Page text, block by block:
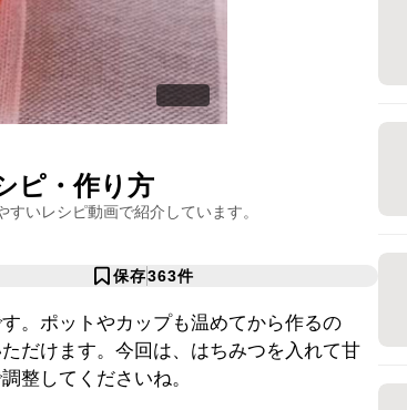
ピ・作り方
すいレシピ動画で紹介しています。
保存363件
。ポットやカップも温めてから作るの
だけます。今回は、はちみつを入れて甘
整してくださいね。